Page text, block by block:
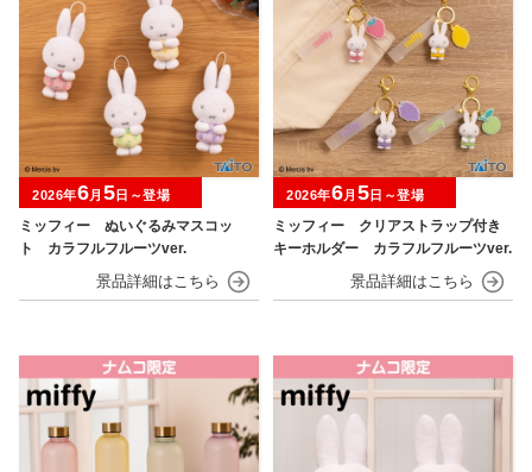
ミッフィー ぬいぐるみマスコッ
ト カラフルフルーツver.
2026年6月 5日～登場
ミッフィー クリアストラップ付き
キーホルダー カラフルフルーツver.
2026年6月 5日～登場